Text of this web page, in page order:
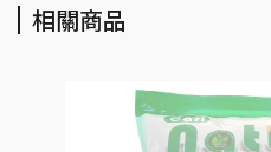
相關商品